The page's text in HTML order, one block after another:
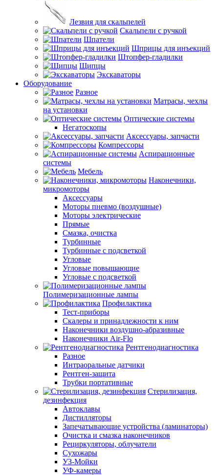
Лезвия для скальпелей
Скальпели с ручкой
Шпатели
Шприцы для инъекций
Штопфер-гладилки
Щипцы
Экскаваторы
Оборудование
Разное
Матрасы, чехлы
на установки
Оптические системы
Негатоскопы
Аксессуары, запчасти
Компрессоры
Аспирационные
системы
Мебель
Наконечники,
микромоторы
Аксессуары
Моторы пневмо (воздушные)
Моторы электрические
Прямые
Смазка, очистка
Турбинные
Турбинные с подсветкой
Угловые
Угловые повышающие
Угловые с подсветкой
Полимеризационные лампы
Профилактика
Тест-приборы
Скалеры и принадлежности к ним
Наконечники воздушно-абразивные
Наконечники Air-Flo
Рентгенодиагностика
Разное
Интраоральные датчики
Рентген-защита
Трубки портативные
Стерилизация,
дезинфекция
Автоклавы
Дистилляторы
Запечатывающие устройства (ламинаторы)
Очистка и смазка наконечников
Рециркуляторы, облучатели
Сухожары
УЗ-Мойки
УФ-камеры